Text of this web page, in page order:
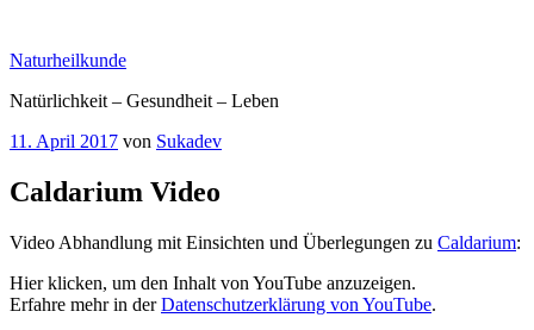
springen
Naturheilkunde
Natürlichkeit – Gesundheit – Leben
Veröffentlicht
11. April 2017 von Sukadev
Caldarium Video
Video Abhandlung mit Einsichten und Überlegungen zu Caldarium:
„Caldarium“
von
YouTube
Hier klicken, um den Inhalt von YouTube anzuzeigen.
Erfahre mehr in derDatenschutzerklärung von YouTube.